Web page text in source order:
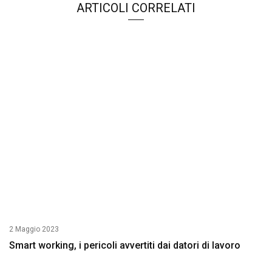
ARTICOLI CORRELATI
2 Maggio 2023
Smart working, i pericoli avvertiti dai datori di lavoro